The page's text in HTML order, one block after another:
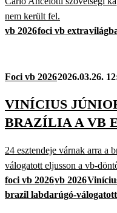
nem került fel.
vb 2026foci vb extra
Foci vb 20262026.03.26.
VINÍCIUS
BRAZÍLIA A VB
24 esztendeje várnak arra a
válogatott eljusson a vb-
foci vb 2026vb 2026
brazil labdarúgó-válogatott